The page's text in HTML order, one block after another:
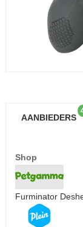
AANBIEDERS
Shop
Furminator